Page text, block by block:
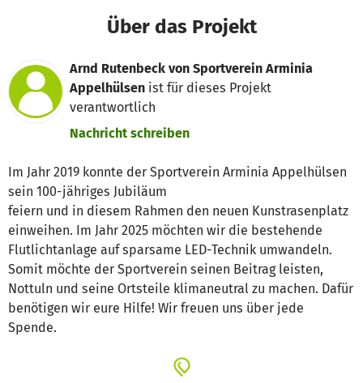
Über das Projekt
Arnd Rutenbeck von Sportverein Arminia
Appelhülsen ist für dieses Projekt
verantwortlich
Nachricht schreiben
Im Jahr 2019 konnte der Sportverein Arminia Appelhülsen
sein 100-jähriges Jubiläum
feiern und in diesem Rahmen den neuen Kunstrasenplatz
einweihen. Im Jahr 2025 möchten wir die bestehende
Flutlichtanlage auf sparsame LED-Technik umwandeln.
Somit möchte der Sportverein seinen Beitrag leisten,
Nottuln und seine Ortsteile klimaneutral zu machen. Dafür
benötigen wir eure Hilfe! Wir freuen uns über jede
Spende.